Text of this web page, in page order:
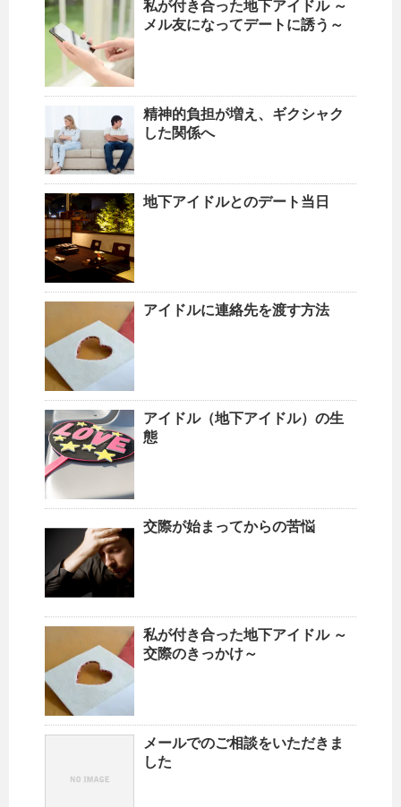
私が付き合った地下アイドル ～
メル友になってデートに誘う～
精神的負担が増え、ギクシャク
した関係へ
地下アイドルとのデート当日
アイドルに連絡先を渡す方法
アイドル（地下アイドル）の生
態
交際が始まってからの苦悩
私が付き合った地下アイドル ～
交際のきっかけ～
メールでのご相談をいただきま
した